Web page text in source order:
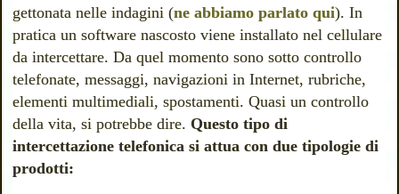
gettonata nelle indagini (ne abbiamo parlato qui). In
pratica un software nascosto viene installato nel cellulare
da intercettare. Da quel momento sono sotto controllo
telefonate, messaggi, navigazioni in Internet, rubriche,
elementi multimediali, spostamenti. Quasi un controllo
della vita, si potrebbe dire.Questo tipo di
intercettazione telefonica si attua con due tipologie di
prodotti: